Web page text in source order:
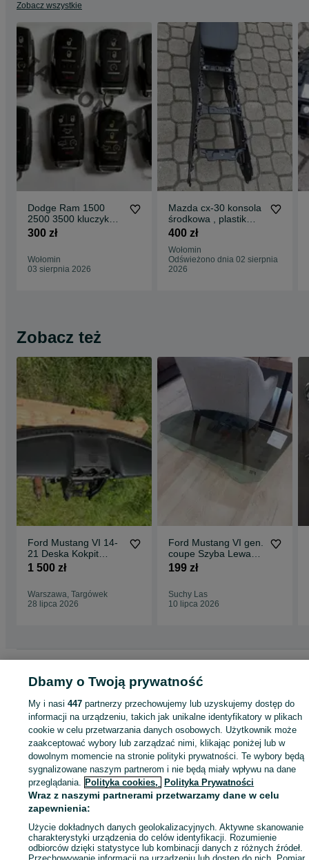
Zobacz wszystkie
Dodge Ram 1500
2500 3500 kluczyk
pilot keyless
300 zł
Wołomin
03 sierpnia 2026
Mazda cx-30 konsola
środkowa , plastik
,środek
400 zł
Wołomin
Odświeżono dnia 02 sierpnia
2026
Zobacz też
Ford Mustang VI 14-
21 Deska Kokpit
Konsola Poduszka
1 500 zł
Warszawa, Targówek
28 lipca 2026
Ford Mustang VI gen.
coupe Szyba Lewa
przód
199 zł
Suchy Las
10 lipca 2026
Mazowieckie
Osobowe - Wołomin
KATEGORIA
ID:736352456 Wyświetlenia:
Zadzwoń / SMS Wyślij wiadomość
Dbamy o Twoją prywatność
My i nasi447 partnerzy przechowujemy lub uzyskujemy dostęp do
informacji na urządzeniu, takich jak unikalne identyfikatory w plikach
cookie w celu przetwarzania danych osobowych. Użytkownik może
zaakceptować wybory lub zarządzać nimi, klikając poniżej lub w
dowolnym momencie na stronie polityki prywatności. Te wybory będą
sygnalizowane naszym partnerom i nie będą miały wpływu na dane
przeglądania. Polityka cookies, Polityka Prywatności
Wraz z naszymi partnerami przetwarzamy dane w celu
zapewnienia:
Użycie dokładnych danych geolokalizacyjnych. Aktywne skanowanie
charakterystyki urządzenia do celów identyfikacji. Rozumienie
odbiorców dzięki statystyce lub kombinacji danych z różnych źródeł.